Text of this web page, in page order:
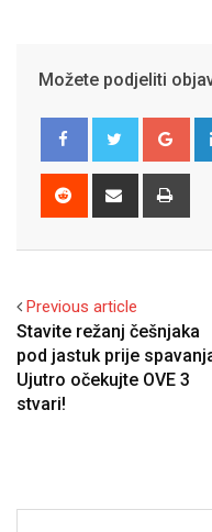
Možete podjeliti
Reddit
Share
Previous article
Stavite režanj češnjaka
pod jastuk prije
Ujutro očekujte OVE 3
stvari!